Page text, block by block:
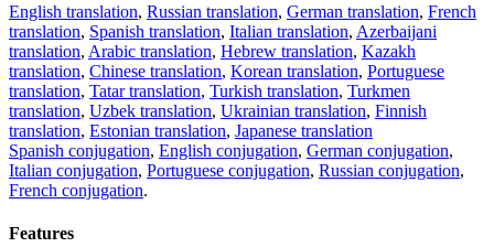
English translation, Russian translation, German translation, French
translation, Spanish translation, Italian translation, Azerbaijani
translation, Arabic translation, Hebrew translation, Kazakh
translation, Chinese translation, Korean translation, Portuguese
translation, Tatar translation, Turkish translation, Turkmen
translation, Uzbek translation, Ukrainian translation, Finnish
translation, Estonian translation, Japanese translation
Spanish conjugation, English conjugation, German conjugation,
Italian conjugation, Portuguese conjugation, Russian conjugation,
French conjugation.
Features